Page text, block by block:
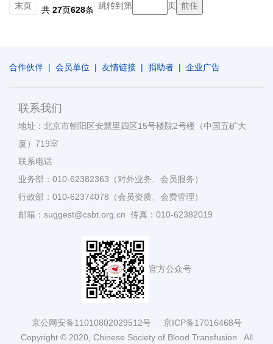
末页
共 27页628条 跳转到第 页
合作伙伴 | 会员单位 | 友情链接 | 捐助者 | 企业广告
联系我们
地址：北京市朝阳区安慧里四区15号楼院2号楼（中国五矿大
厦）719室
联系电话
业务部：010-62382363（对外业务、会员服务）
行政部：010-62374078（会员资质、会费管理）
邮箱：suggest@csbt.org.cn 传真：010-62382019
官方公众号
京公网安备11010802029512号 京ICP备17016468号
Copyright © 2020, Chinese Society of Blood Transfusion . All